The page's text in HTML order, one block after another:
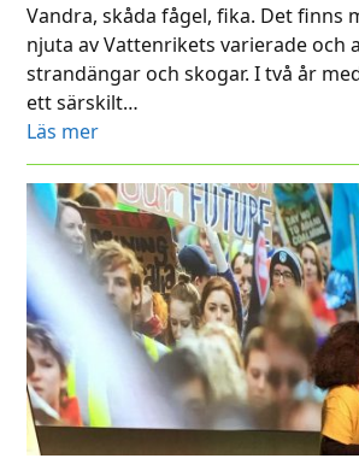
Vandra, skåda fågel, fika. Det finns
njuta av Vattenrikets varierade och
strandängar och skogar. I två år
ett särskilt…
Läs mer